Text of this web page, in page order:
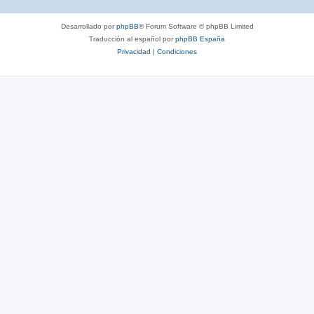
Desarrollado porphpBB® Forum Software © phpBB Limited
Traducción al español porphpBB España
Privacidad | Condiciones